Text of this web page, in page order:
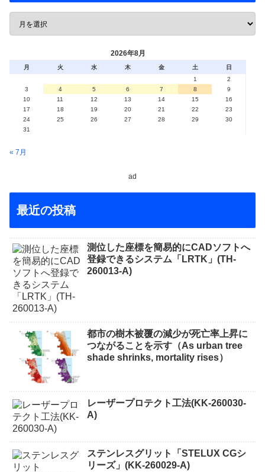
2026年8月
月 火 水 木 金 土
日
1
2
3
4 5 6 7 8
9
10
11 12 13 14 15
16
17
18 19 20 21 22
23
24
25 26 27 28 29
30
31
« 7月
ad
最近の投稿
測位した座標を簡易的にCADソフトへ
登録できるシステム「LRTK」(TH-
260013-A)
都市の樹木被覆の減少が死亡率上昇に
つながることを示す（As urban tree
shade shrinks, mortality rises）
レーザープロテクト⼯法(KK-260030-
A)
ステンレスグリット「STELUX CGシ
リーズ」(KK-260029-A)